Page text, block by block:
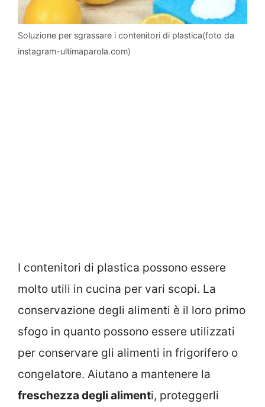
Soluzione per sgrassare i contenitori di plastica(foto da
instagram-ultimaparola.com)
I contenitori di plastica possono essere
molto utili in cucina per vari scopi. La
conservazione degli alimenti è il loro primo
sfogo in quanto possono essere utilizzati
per conservare gli alimenti in frigorifero o
congelatore. Aiutano a mantenere la
freschezza degli alimenti, proteggerli